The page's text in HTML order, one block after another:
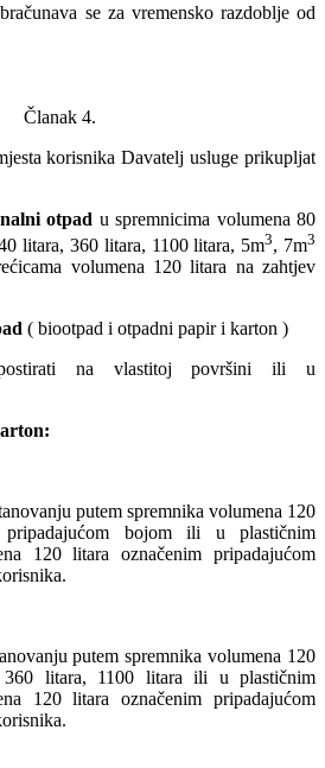
se za vremensko razdoblje od
Članak 4.
korisnika Davatelj usluge prikupljat
otpad u spremnicima volumena 80
litara, 360 litara, 1100 litara, 5m3, 7m3
volumena 120 litara na zahtjev
( biootpad i otpadni papir i karton )
na vlastitoj površini ili u
putem spremnika volumena 120
pripadajućom bojom ili u plastičnim
120 litara označenim pripadajućom
putem spremnika volumena 120
litara, 1100 litara ili u plastičnim
120 litara označenim pripadajućom